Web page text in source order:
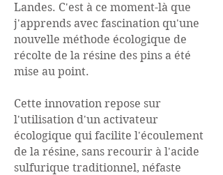
Landes. C'est à ce moment-là que
j'apprends avec fascination qu'une
nouvelle méthode écologique de
récolte de la résine des pins a été
mise au point.
Cette innovation repose sur
l'utilisation d'un activateur
écologique qui facilite l'écoulement
de la résine, sans recourir à l'acide
sulfurique traditionnel, néfaste